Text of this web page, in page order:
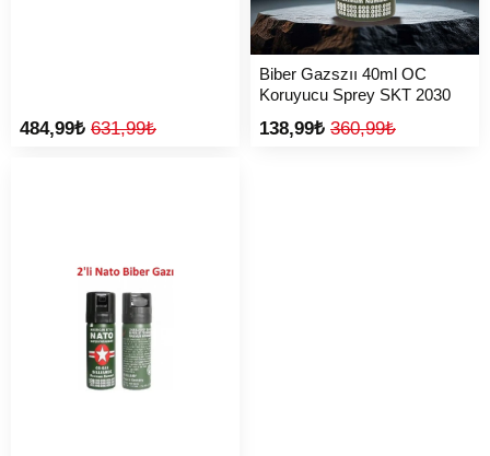
484,99₺ 631,99₺
Biber Gazszıı 40ml OC
Koruyucu Sprey SKT 2030
138,99₺ 360,99₺